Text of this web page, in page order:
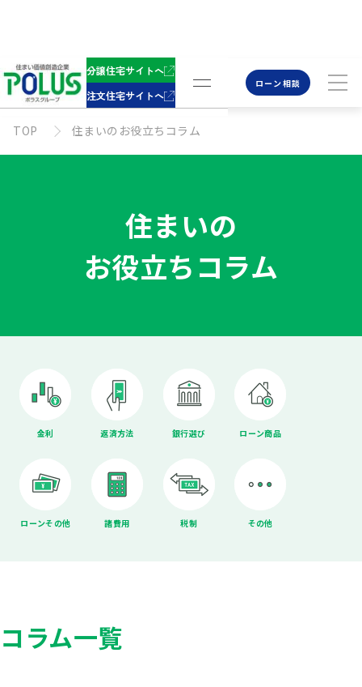
分譲住宅サイトへ
注文住宅サイトへ
ローン相談
TOP 住まいのお役立ちコラム
住まいの
お役立ちコラム
金利 返済方法 銀行選び ローン商品
ローンその他 諸費用 税制 その他
コラム一覧